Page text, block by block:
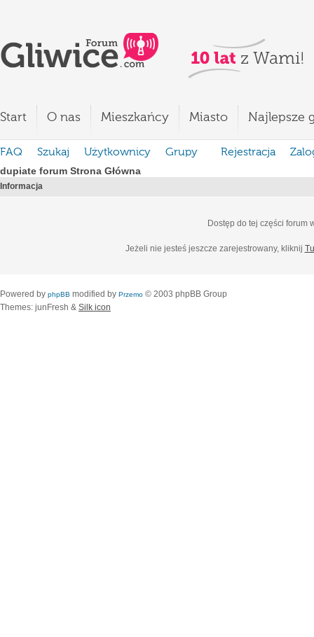
Start O nas Mieszkańcy Miasto Najlepsze
FAQ Szukaj Użytkownicy Grupy Rejestracja
dupiate forum Strona Główna
Informacja
Dostęp do tej części forum
Jeżeli nie jesteś jeszcze zarejestrowany, kliknij
Powered by phpBB modified by Przemo © 2003 phpBB Group
Themes: junFresh & Silk icon